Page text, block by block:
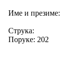
Име и презиме:
Струка:
Поруке: 202